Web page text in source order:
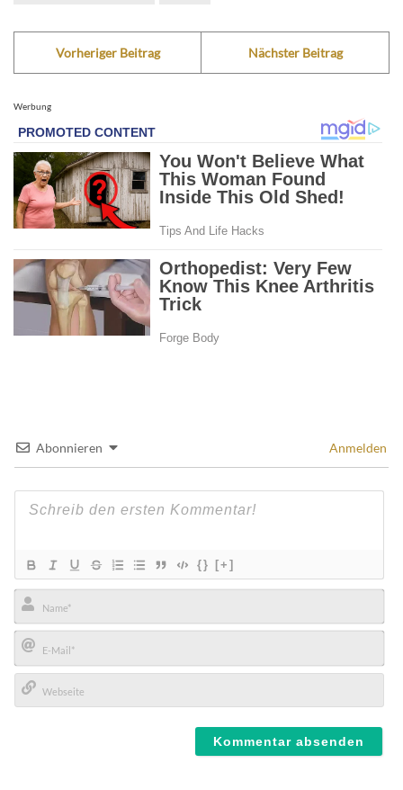
Vorheriger Beitrag Nächster Beitrag
Werbung
Abonnieren Anmelden
{} [+]
Name*
E-
Mail*